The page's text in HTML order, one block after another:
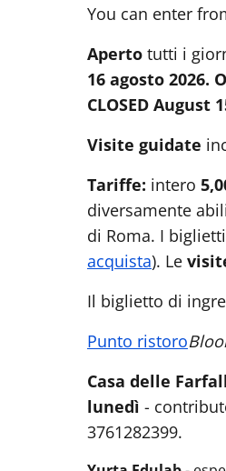
You can enter
Aperto tutti i
16 agosto 2026.
CLOSED August
Visite guidate
Tariffe: intero
diversamente
di Roma. I
acquista). Le
Il biglietto di
Punto ristoro
Casa delle
lunedì -
3761282399.